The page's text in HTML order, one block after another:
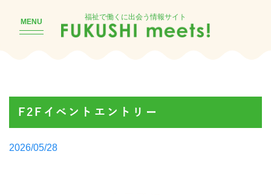
MENU
福祉で働くに出会う情報サイト
F2Fイベントエントリー
Posted
2026/05/28